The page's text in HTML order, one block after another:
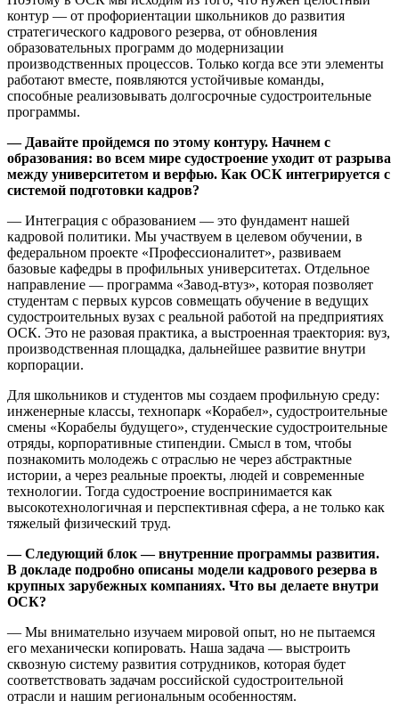
контур — от профориентации школьников до развития
стратегического кадрового резерва, от обновления
образовательных программ до модернизации
производственных процессов. Только когда все эти элементы
работают вместе, появляются устойчивые команды,
способные реализовывать долгосрочные судостроительные
программы.
— Давайте пройдемся по этому контуру. Начнем с
образования: во всем мире судостроение уходит от разрыва
между университетом и верфью. Как ОСК интегрируется с
системой подготовки кадров?
— Интеграция с образованием — это фундамент нашей
кадровой политики. Мы участвуем в целевом обучении, в
федеральном проекте «Профессионалитет», развиваем
базовые кафедры в профильных университетах. Отдельное
направление — программа «Завод-втуз», которая позволяет
студентам с первых курсов совмещать обучение в ведущих
судостроительных вузах с реальной работой на предприятиях
ОСК. Это не разовая практика, а выстроенная траектория: вуз,
производственная площадка, дальнейшее развитие внутри
корпорации.
Для школьников и студентов мы создаем профильную среду:
инженерные классы, технопарк «Корабел», судостроительные
смены «Корабелы будущего», студенческие судостроительные
отряды, корпоративные стипендии. Смысл в том, чтобы
познакомить молодежь с отраслью не через абстрактные
истории, а через реальные проекты, людей и современные
технологии. Тогда судостроение воспринимается как
высокотехнологичная и перспективная сфера, а не только как
тяжелый физический труд.
— Следующий блок — внутренние программы развития.
В докладе подробно описаны модели кадрового резерва в
крупных зарубежных компаниях. Что вы делаете внутри
ОСК?
— Мы внимательно изучаем мировой опыт, но не пытаемся
его механически копировать. Наша задача — выстроить
сквозную систему развития сотрудников, которая будет
соответствовать задачам российской судостроительной
отрасли и нашим региональным особенностям.